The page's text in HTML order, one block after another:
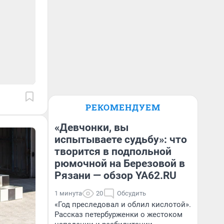
РЕКОМЕНДУЕМ
«Девчонки, вы
испытываете судьбу»: что
творится в подпольной
рюмочной на Березовой в
Рязани — обзор YA62.RU
1 минута 20 Обсудить
«Год преследовал и облил кислотой».
Рассказ петербурженки о жестоком